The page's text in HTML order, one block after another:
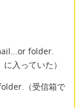
folder.
入っていた）
（受信箱で